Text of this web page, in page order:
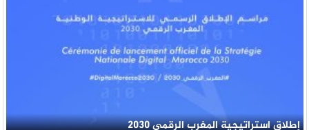
إطلاق استراتيجية المغرب الرقمي 2030